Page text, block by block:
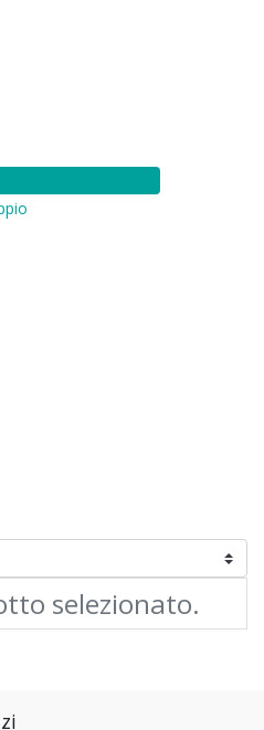
selezionato.